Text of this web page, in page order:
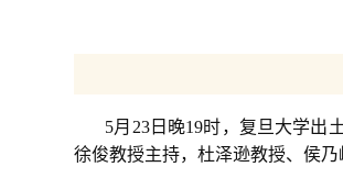
5月23日晚19时，复旦大学出
徐俊教授主持，杜泽逊教授、侯